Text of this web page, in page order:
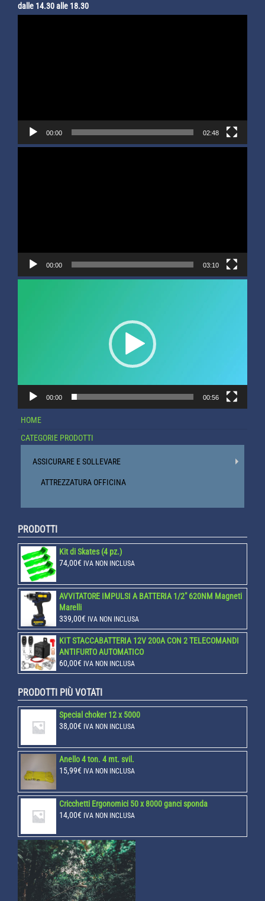
dalle 14.30 alle 18.30
00:00 02:48
00:00 03:10
00:00 00:56
HOME
CATEGORIE PRODOTTI
ASSICURARE E SOLLEVARE
ATTREZZATURA OFFICINA
PRODOTTI
Kit di Skates (4 pz.)
74,00€ IVA NON INCLUSA
AVVITATORE IMPULSI A BATTERIA 1/2" 620NM Magneti
Marelli
339,00€ IVA NON INCLUSA
KIT STACCABATTERIA 12V 200A CON 2 TELECOMANDI
ANTIFURTO AUTOMATICO
60,00€ IVA NON INCLUSA
PRODOTTI PIÙ VOTATI
Special choker 12 x 5000
38,00€ IVA NON INCLUSA
Anello 4 ton. 4 mt. svil.
15,99€ IVA NON INCLUSA
Cricchetti Ergonomici 50 x 8000 ganci sponda
14,00€ IVA NON INCLUSA